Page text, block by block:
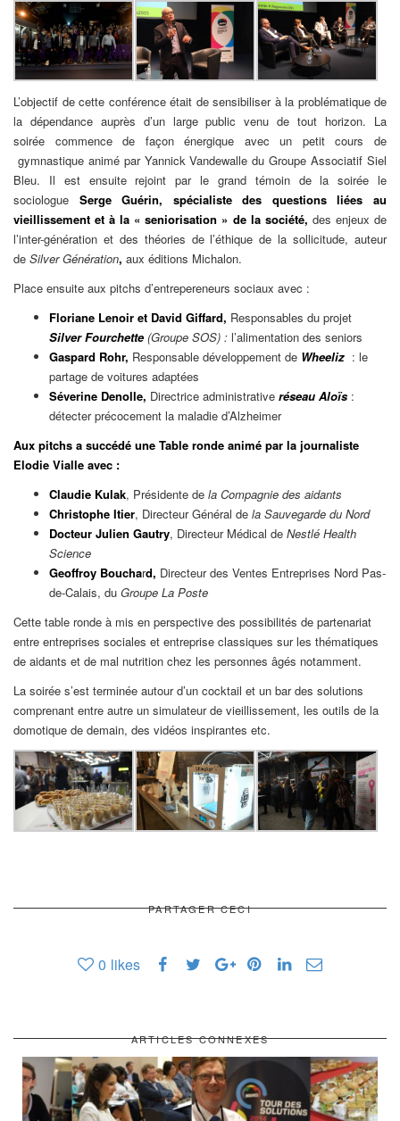
L’objectif de cette conférence était de sensibiliser à la problématique de
la dépendance auprès d’un large public venu de tout horizon. La
soirée commence de façon énergique avec un petit cours de
gymnastique animé par Yannick Vandewalle du Groupe Associatif Siel
Bleu. Il est ensuite rejoint par le grand témoin de la soirée le
sociologue Serge Guérin,
spécialiste des questions liées au
vieillissement et à la « seniorisation » de la société, des enjeux de
l’inter-génération et des théories de l’éthique de la sollicitude, auteur
de Silver Génération, aux éditions Michalon.
Place ensuite aux pitchs d’entrepereneurs sociaux avec :
Floriane Lenoir et David Giffard, Responsables du projet
Silver Fourchette(Groupe SOS) : l’alimentation des seniors
Gaspard Rohr, Responsable développement de Wheeliz : le
partage de voitures adaptées
Séverine Denolle, Directrice administrative réseau Aloïs :
détecter précocement la maladie d’Alzheimer
Aux pitchs a succédé une Table ronde animé par la journaliste
Elodie Vialle avec :
Claudie Kulak, Présidente de la Compagnie des aidants
Christophe Itier, Directeur Général de la Sauvegarde du Nord
Docteur Julien Gautry, Directeur Médical de Nestlé Health
Science
Geoffroy Bouchard, Directeur des Ventes Entreprises Nord Pas-
de-Calais, du Groupe La Poste
Cette table ronde à mis en perspective des possibilités de partenariat
entre entreprises sociales et entreprise classiques sur les thématiques
de aidants et de mal nutrition chez les personnes âgés notamment.
La soirée s’est terminée autour d’un cocktail et un bar des solutions
comprenant entre autre un simulateur de vieillissement, les outils de la
domotique de demain, des vidéos inspirantes etc.
PARTAGER CECI
0 likes
ARTICLES CONNEXES